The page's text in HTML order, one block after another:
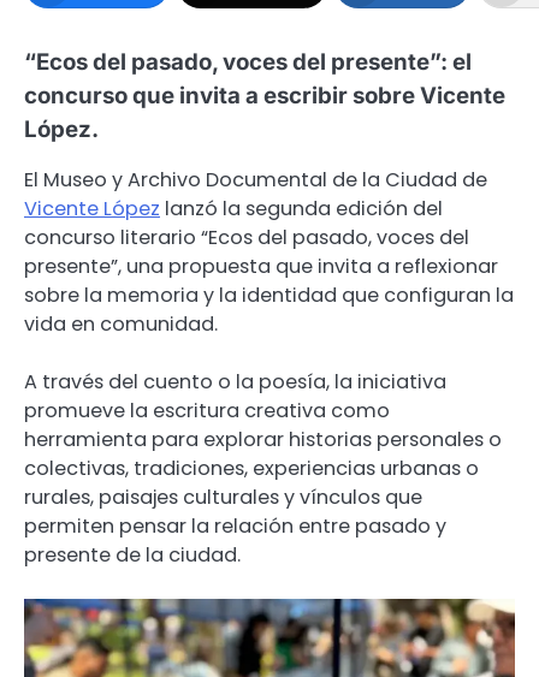
“Ecos del pasado, voces del presente”: el
concurso que invita a escribir sobre Vicente
López.
El Museo y Archivo Documental de la Ciudad de
Vicente López lanzó la segunda edición del
concurso literario “Ecos del pasado, voces del
presente”, una propuesta que invita a reflexionar
sobre la memoria y la identidad que configuran la
vida en comunidad.
A través del cuento o la poesía, la iniciativa
promueve la escritura creativa como
herramienta para explorar historias personales o
colectivas, tradiciones, experiencias urbanas o
rurales, paisajes culturales y vínculos que
permiten pensar la relación entre pasado y
presente de la ciudad.